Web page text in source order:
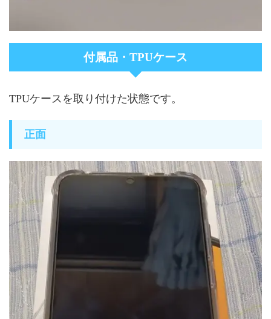
付属品・TPUケース
TPUケースを取り付けた状態です。
正面